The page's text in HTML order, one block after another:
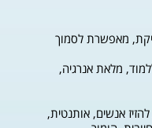
מאפשרת לסמוך
מלאת אנרגיה,
אנשים, אותנטית,